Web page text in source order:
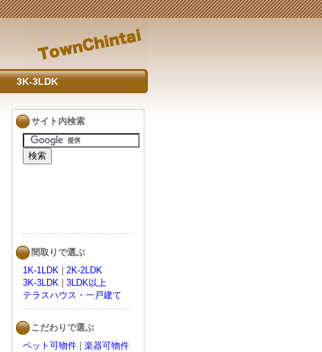
3K-3LDK
サイト内検索
間取りで選ぶ
1K-1LDK
2K-2LDK
3K-3LDK
3LDK以上
テラスハウス・一戸建て
こだわりで選ぶ
ペット可物件
楽器可物件